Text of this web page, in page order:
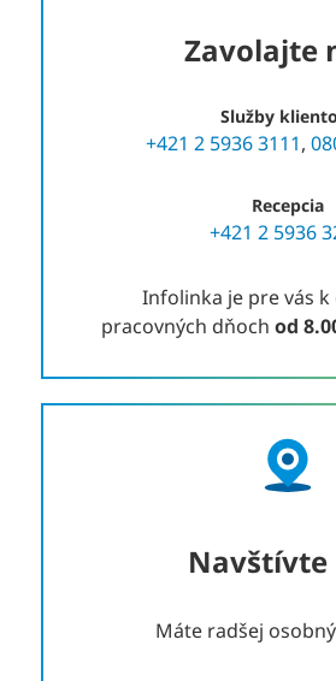
Zavolajte
Služby
+421 2 5936 3111,
Recepcia
+421 2 5936
Infolinka je pre vás k
pracovných dňochod
Navštívte
Máte radšej